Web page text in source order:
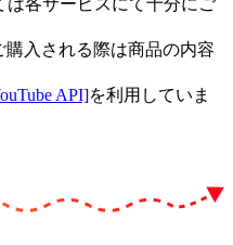
各サービスにて十分にご
購入される際は商品の内容
API]を利用していま